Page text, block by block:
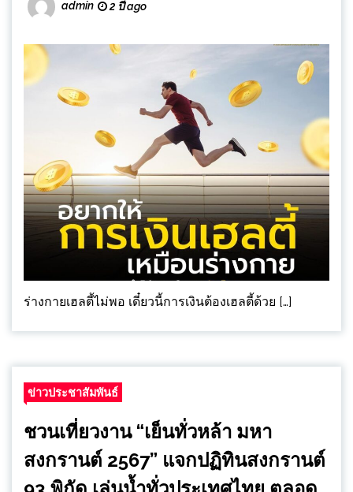
admin 2 ปี ago
ร่างกายเฮลตี้ไม่พอ เดี๋ยวนี้การเงินต้องเฮลตี้ด้วย […]
ข่าวประชาสัมพันธ์
ชวนเที่ยวงาน “เย็นทั่วหล้า มหา
สงกรานต์ 2567” แจกปฏิทินสงกรานต์